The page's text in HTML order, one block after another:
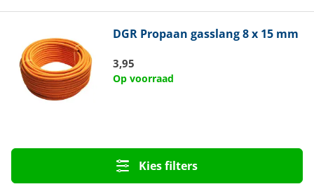
DGR Propaan gasslang 8 x 15 mm
3,95
Op voorraad
Kies filters